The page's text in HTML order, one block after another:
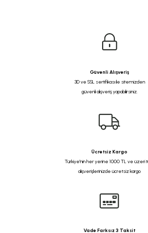
Güvenli Alışveriş
3D ve SSL sertifikası ile sitemizden
güvenli alışveriş yapabilirsiniz.
Ücretsiz Kargo
Türkiye'nin her yerine 1000 TL ve üzeri
alışverişlerinizde ücretsiz kargo
Vade Farksız 3 Taksit